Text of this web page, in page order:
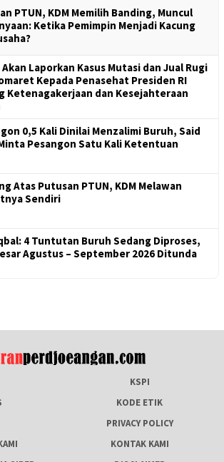
PTUN, KDM Memilih Banding, Muncul
Ketika Pemimpin Menjadi Kacung
Akan Laporkan Kasus Mutasi dan Jual Rugi
Kepada Penasehat Presiden RI
Ketenagakerjaan dan Kesejahteraan
0,5 Kali Dinilai Menzalimi Buruh, Said
Pesangon Satu Kali Ketentuan
Atas Putusan PTUN, KDM Melawan
Sendiri
4 Tuntutan Buruh Sedang Diproses,
Agustus – September 2026 Ditunda
KSPI
KODE ETIK
PRIVACY POLICY
KONTAK KAMI